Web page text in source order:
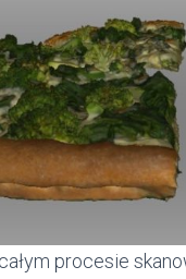
procesie